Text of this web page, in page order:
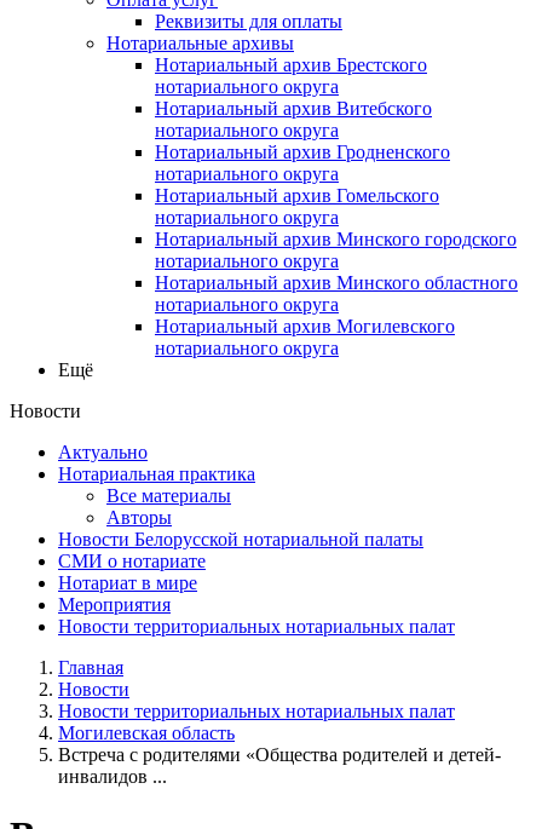
Реквизиты для оплаты
Нотариальные архивы
Нотариальный архив Брестского
нотариального округа
Нотариальный архив Витебского
нотариального округа
Нотариальный архив Гродненского
нотариального округа
Нотариальный архив Гомельского
нотариального округа
Нотариальный архив Минского городского
нотариального округа
Нотариальный архив Минского областного
нотариального округа
Нотариальный архив Могилевского
нотариального округа
Ещё
Новости
Актуально
Нотариальная практика
Все материалы
Авторы
Новости Белорусской нотариальной палаты
СМИ о нотариате
Нотариат в мире
Мероприятия
Новости территориальных нотариальных палат
Главная
Новости
Новости территориальных нотариальных палат
Могилевская область
Встреча с родителями «Общества родителей и детей-
инвалидов ...